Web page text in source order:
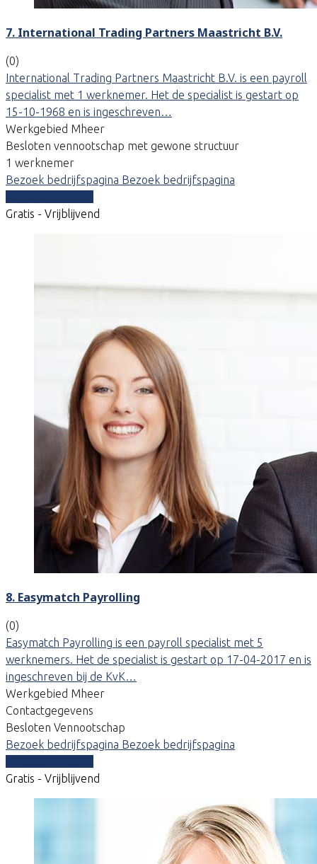
7. International Trading Partners Maastricht B.V.
(0)
International Trading Partners Maastricht B.V. is een payroll
specialist met 1 werknemer. Het de specialist is gestart op
15-10-1968 en is ingeschreven…
Werkgebied Mheer
Besloten vennootschap met gewone structuur
1 werknemer
Bezoek bedrijfspagina Bezoek bedrijfspagina
Gratis - Vrijblijvend
8. Easymatch Payrolling
(0)
Easymatch Payrolling is een payroll specialist met 5
werknemers. Het de specialist is gestart op 17-04-2017 en is
ingeschreven bij de KvK…
Werkgebied Mheer
Contactgegevens
Besloten Vennootschap
Bezoek bedrijfspagina Bezoek bedrijfspagina
Gratis - Vrijblijvend